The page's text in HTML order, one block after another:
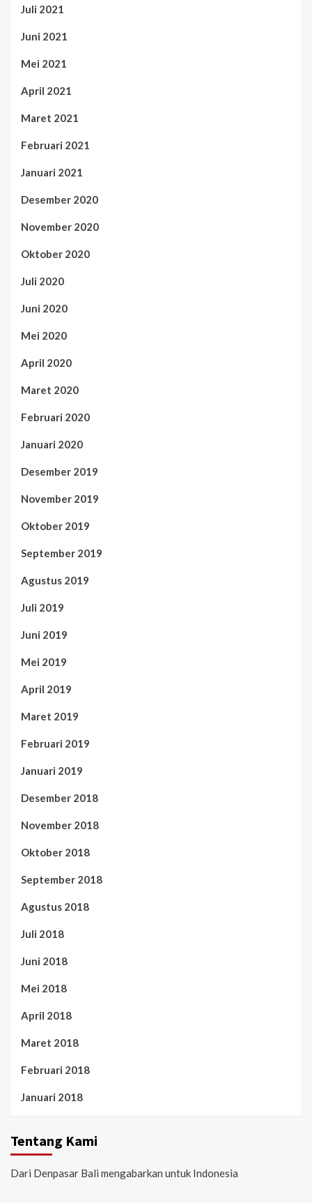
Juli 2021
Juni 2021
Mei 2021
April 2021
Maret 2021
Februari 2021
Januari 2021
Desember 2020
November 2020
Oktober 2020
Juli 2020
Juni 2020
Mei 2020
April 2020
Maret 2020
Februari 2020
Januari 2020
Desember 2019
November 2019
Oktober 2019
September 2019
Agustus 2019
Juli 2019
Juni 2019
Mei 2019
April 2019
Maret 2019
Februari 2019
Januari 2019
Desember 2018
November 2018
Oktober 2018
September 2018
Agustus 2018
Juli 2018
Juni 2018
Mei 2018
April 2018
Maret 2018
Februari 2018
Januari 2018
Tentang Kami
Dari Denpasar Bali mengabarkan untuk Indonesia